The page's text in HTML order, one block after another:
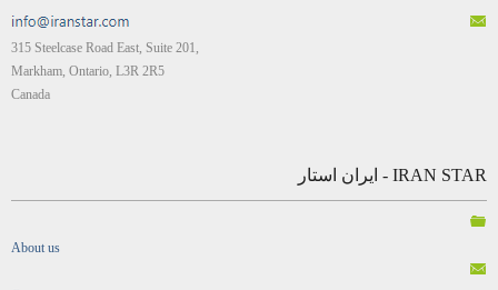
315 Steelcase Road East, Suite 201,
Markham, Ontario, L3R 2R5
Canada
IRAN STAR - ایران استار
About us